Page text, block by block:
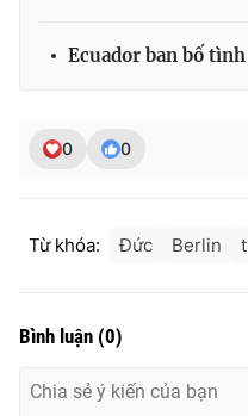
Ecuador ban bố
0 0
Từ khóa: Đức Berlin
Bình luận (0)